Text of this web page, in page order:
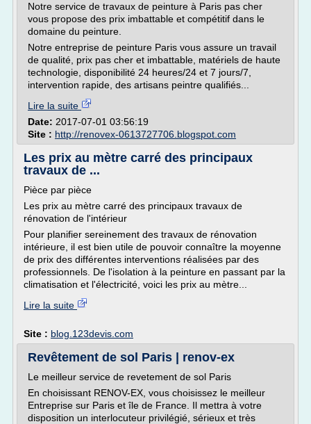
Notre service de travaux de peinture à Paris pas cher
vous propose des prix imbattable et compétitif dans le
domaine du peinture.
Notre entreprise de peinture Paris vous assure un travail
de qualité, prix pas cher et imbattable, matériels de haute
technologie, disponibilité 24 heures/24 et 7 jours/7,
intervention rapide, des artisans peintre qualifiés...
Lire la suite
Date: 2017-07-01 03:56:19
Site : http://renovex-0613727706.blogspot.com
Les prix au mètre carré des principaux
travaux de ...
Pièce par pièce
Les prix au mètre carré des principaux travaux de
rénovation de l'intérieur
Pour planifier sereinement des travaux de rénovation
intérieure, il est bien utile de pouvoir connaître la moyenne
de prix des différentes interventions réalisées par des
professionnels. De l'isolation à la peinture en passant par la
climatisation et l'électricité, voici les prix au mètre...
Lire la suite
Site : blog.123devis.com
Revêtement de sol Paris | renov-ex
Le meilleur service de revetement de sol Paris
En choisissant RENOV-EX, vous choisissez le meilleur
Entreprise sur Paris et île de France. Il mettra à votre
disposition un interlocuteur privilégié, sérieux et très